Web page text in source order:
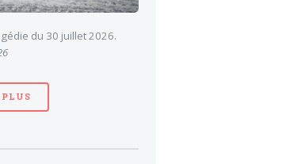
du 30 juillet 2026.
PLUS